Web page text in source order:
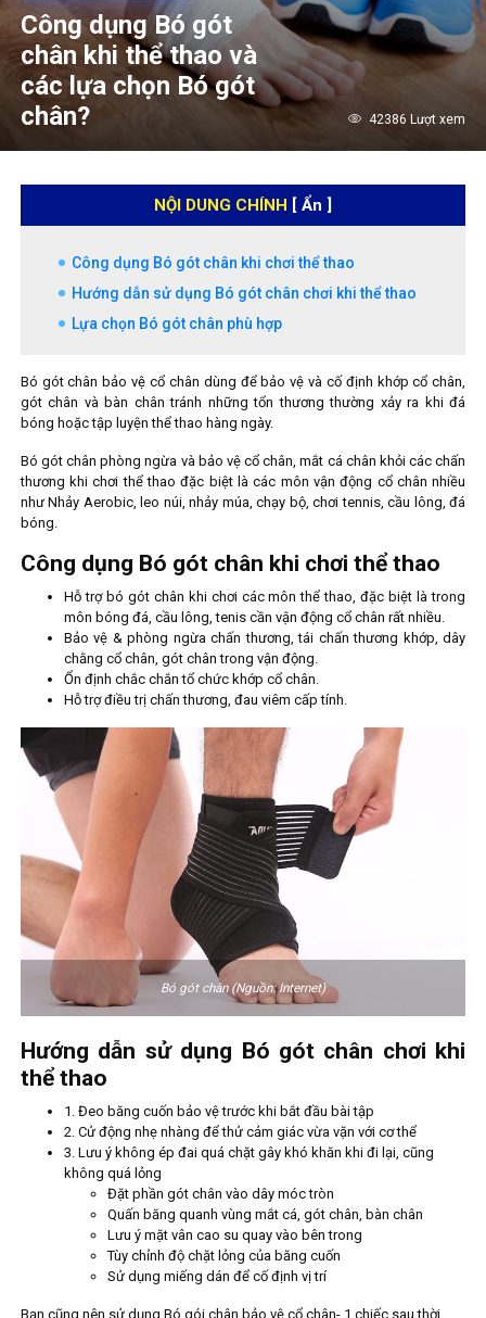
Công dụng Bó gót
chân khi thể thao và
các lựa chọn Bó gót
chân?
42386 Lượt xem
NỘI DUNG CHÍNH [ Ẩn ]
Công dụng Bó gót chân khi chơi thể thao
Hướng dẫn sử dụng Bó gót chân chơi khi thể thao
Lựa chọn Bó gót chân phù hợp
Bó gót chân bảo vệ cổ chân dùng để bảo vệ và cố định khớp cổ chân,
gót chân và bàn chân tránh những tổn thương thường xảy ra khi đá
bóng hoặc tập luyện thể thao hàng ngày.
Bó gót chân phòng ngừa và bảo vệ cổ chân, mắt cá chân khỏi các chấn
thương khi chơi thể thao đặc biệt là các môn vận động cổ chân nhiều
như Nhảy Aerobic, leo núi, nhảy múa, chạy bộ, chơi tennis, cầu lông, đá
bóng.
Công dụng Bó gót chân khi chơi thể thao
Hỗ trợ bó gót chân khi chơi các môn thể thao, đặc biệt là trong
môn bóng đá, cầu lông, tenis cần vận động cổ chân rất nhiều.
Bảo vệ & phòng ngừa chấn thương, tái chấn thương khớp, dây
chằng cổ chân, gót chân trong vận động.
Ổn định chắc chắn tổ chức khớp cổ chân.
Hỗ trợ điều trị chấn thương, đau viêm cấp tính.
Bó gót chân (Nguồn: Internet)
Hướng dẫn sử dụng Bó gót chân chơi khi
thể thao
1. Đeo băng cuốn bảo vệ trước khi bắt đầu bài tập
2. Cử động nhẹ nhàng để thử cảm giác vừa vặn với cơ thể
3. Lưu ý không ép đai quá chặt gây khó khăn khi đi lại, cũng
không quá lỏng
Đặt phần gót chân vào dây móc tròn
Quấn băng quanh vùng mắt cá, gót chân, bàn chân
Lưu ý mặt vân cao su quay vào bên trong
Tùy chỉnh độ chặt lỏng của băng cuốn
Sử dụng miếng dán để cố định vị trí
Bạn cũng nên sử dụng Bó gói chân bảo vệ cổ chân- 1 chiếc sau thời